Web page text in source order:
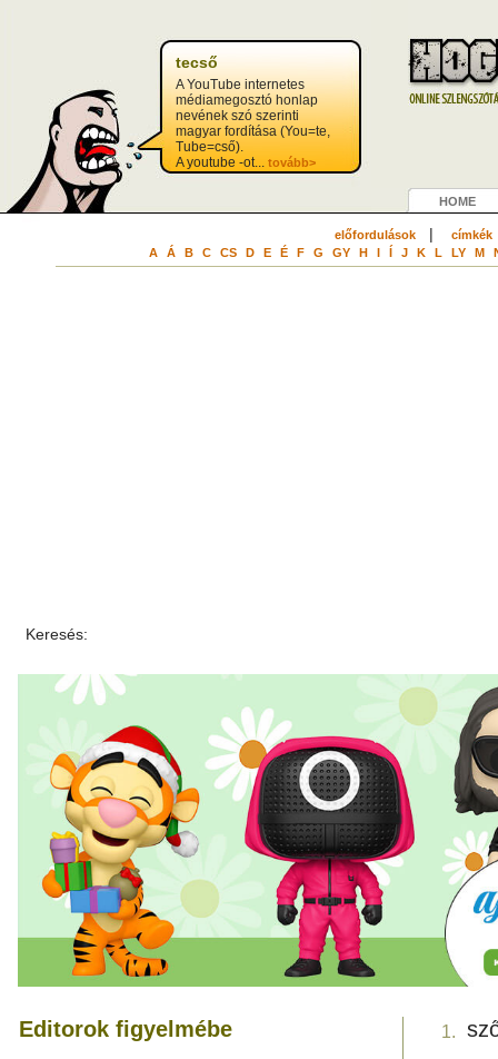
tecső
A YouTube internetes
médiamegosztó honlap
nevének szó szerinti
magyar fordítása (You=te,
Tube=cső).
A youtube -ot... tovább>
HOME
előfordulások| címkék
A Á B C CS D E É F G GY H I Í J K L LY M
Keresés:
Editorok figyelmébe 1.